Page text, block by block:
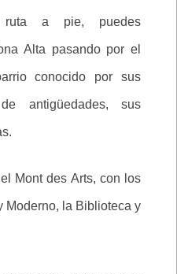
ruta a pie, puedes
Alta pasando por el
conocido por sus
antigüedades, sus
Mont des Arts, con los
Moderno, la Biblioteca y